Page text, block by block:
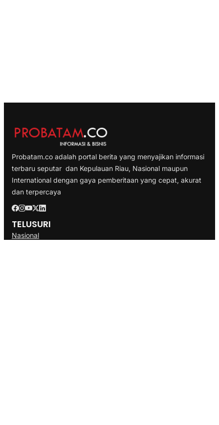
Probatam.co adalah portal berita yang menyajikan informasi
terbaru seputar dan Kepulauan Riau, Nasional maupun
International dengan gaya pemberitaan yang cepat, akurat
dan terpercaya
TELUSURI
Nasional